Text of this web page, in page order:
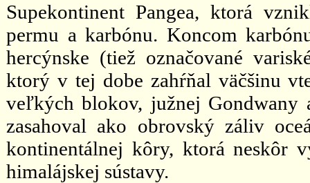
Supekontinent Pangea, ktorá
permu a karbónu. Koncom
hercýnske (tiež označované
ktorý v tej dobe zahŕňal väčšinu
veľkých blokov, južnej Gondwany
zasahoval ako obrovský záliv
kontinentálnej kôry, ktorá neskôr
himalájskej sústavy.